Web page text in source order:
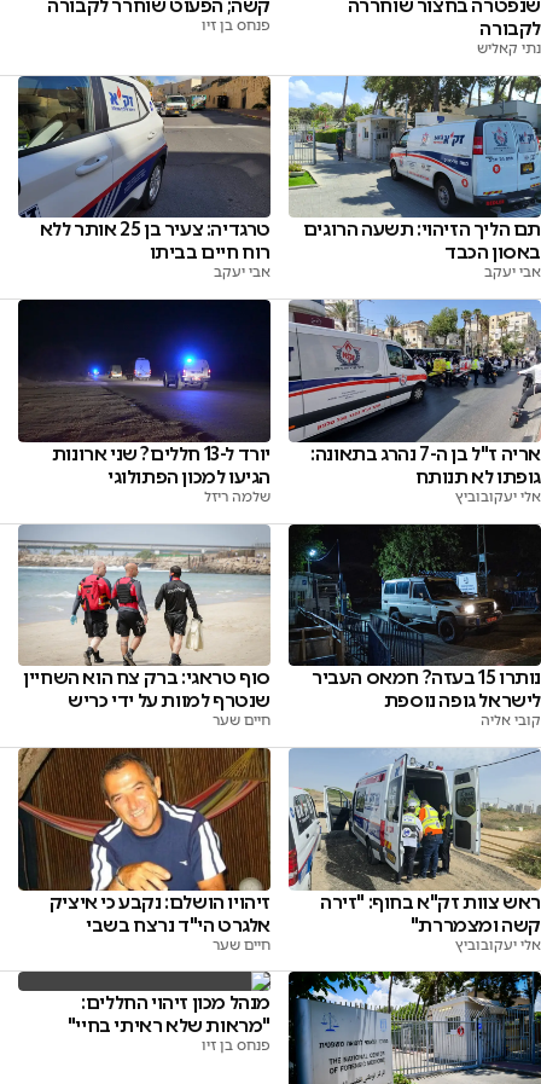
שנפטרה בחצור שוחררה
לקבורה
נתי קאליש
קשה; הפעוט שוחרר לקבורה
פנחס בן זיו
תם הליך הזיהוי: תשעה הרוגים
באסון הכבד
אבי יעקב
טרגדיה: צעיר בן 25 אותר ללא
רוח חיים בביתו
אבי יעקב
אריה ז"ל בן ה-7 נהרג בתאונה:
גופתו לא תנותח
אלי יעקובוביץ
יורד ל-13 חללים? שני ארונות
הגיעו למכון הפתולוגי
שלמה ריזל
נותרו 15 בעזה? חמאס העביר
לישראל גופה נוספת
קובי אליה
סוף טראגי: ברק צח הוא השחיין
שנטרף למוות על ידי כריש
חיים שער
ראש צוות זק"א בחוף: "זירה
קשה ומצמררת"
אלי יעקובוביץ
זיהויו הושלם: נקבע כי איציק
אלגרט הי"ד נרצח בשבי
חיים שער
מנהל מכון זיהוי החללים:
"מראות שלא ראיתי בחיי"
פנחס בן זיו